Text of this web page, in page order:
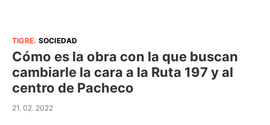
TIGRE. SOCIEDAD
Cómo es la obra con la que buscan
cambiarle la cara a la Ruta 197 y al
centro de Pacheco
21. 02. 2022